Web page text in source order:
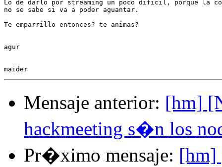
Lo de darlo por streaming un poco dificil, porque la
no se sabe si va a poder aguantar.
Te emparrillo entonces? te animas?
agur
Mensaje anterior: [hm]
hackmeeting s�n los
Pr�ximo mensaje: [hm]